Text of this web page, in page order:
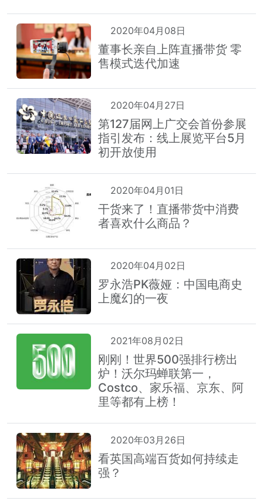
2020年04月08日
董事长亲自上阵直播带货 零
售模式迭代加速
2020年04月27日
第127届网上广交会首份参展
指引发布：线上展览平台5月
初开放使用
2020年04月01日
干货来了！直播带货中消费
者喜欢什么商品？
2020年04月02日
罗永浩PK薇娅：中国电商史
上魔幻的一夜
2021年08月02日
刚刚！世界500强排行榜出
炉！沃尔玛蝉联第一，
Costco、家乐福、京东、阿
里等都有上榜！
2020年03月26日
看英国高端百货如何持续走
强？